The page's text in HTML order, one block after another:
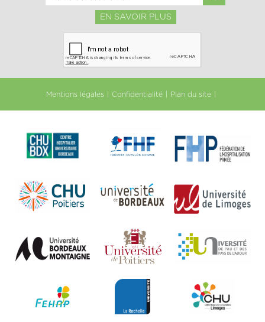
EN SAVOIR PLUS
Mentions légales Confidentialité Plan du site